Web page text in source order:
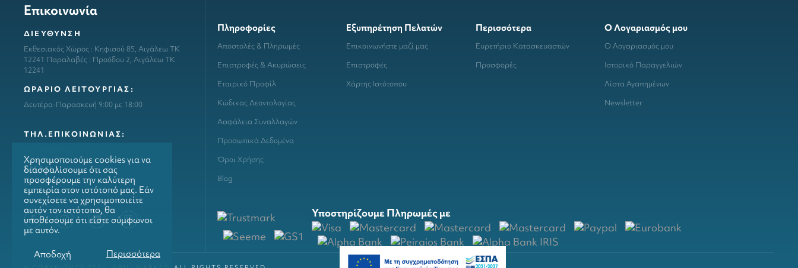
Επικοινωνία
ΔΙΕΥΘΥΝΣΗ
Εκθεσιακός Χώρος : Κηφισού 85, Αιγάλεω ΤΚ
12241 Παραλαβές : Προόδου 2, Αιγάλεω ΤΚ
12241
ΩΡΑΡΙΟ ΛΕΙΤΟΥΡΓΙΑΣ:
Δευτέρα-Παρασκευή 9:00 με 18:00
ΤΗΛ.ΕΠΙΚΟΙΝΩΝΙΑΣ:
ΕΜΑΙL:
info@grillmarket.gr
Πληροφορίες
Αποστολές & Πληρωμές
Επιστροφές & Ακυρώσεις
Εταιρικό Προφίλ
Κώδικας Δεοντολογίας
Ασφάλεια Συναλλαγών
Προσωπικά Δεδομένα
Όροι Χρήσης
Blog
Εξυπηρέτηση Πελατών
Επικοινωνήστε μαζί μας
Επιστροφές
Χάρτης Ιστότοπου
Περισσότερα
Ευρετήριο Κατασκευαστών
Προσφορές
Ο Λογαριασμός μου
Ο Λογαριασμός μου
Ιστορικό Παραγγελιών
Λίστα Αγαπημένων
Newsletter
Υποστηρίζουμε Πληρωμές με
Χρησιμοποιούμε cookies για να
διασφαλίσουμε ότι σας
προσφέρουμε την καλύτερη
εμπειρία στον ιστότοπό μας. Εάν
συνεχίσετε να χρησιμοποιείτε
αυτόν τον ιστότοπο, θα
υποθέσουμε ότι είστε σύμφωνοι
με αυτόν.
Αποδοχή
Περισσότερα